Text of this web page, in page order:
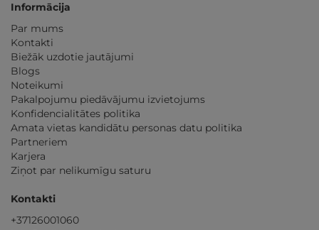
Informācija
Par mums
Kontakti
Biežāk uzdotie jautājumi
Blogs
Noteikumi
Pakalpojumu piedāvājumu izvietojums
Konfidencialitātes politika
Amata vietas kandidātu personas datu politika
Partneriem
Karjera
Ziņot par nelikumīgu saturu
Kontakti
+37126001060